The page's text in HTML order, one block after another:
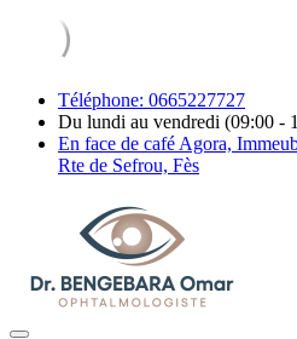
Téléphone: 0665227727
Du lundi au vendredi (09:00 -
En face de café Agora,
Rte de Sefrou, Fès